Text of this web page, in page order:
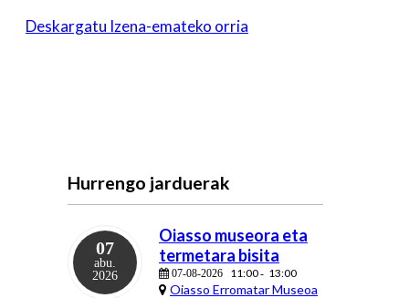
Deskargatu Izena-emateko orria
Hurrengo jarduerak
07
abu.
2026
Oiasso museora eta
termetara bisita
07-08-2026 11:00- 13:00
Oiasso Erromatar Museoa